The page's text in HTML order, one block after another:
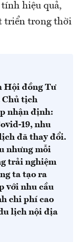
hiệu quả,
triển trong thời
Hội đồng Tư
Chủ tịch
nhận định:
19, nhu
đã thay đổi.
nhưng mỗi
trải nghiệm
ta tạo ra
với nhu cầu
chi phí cao
lịch nội địa